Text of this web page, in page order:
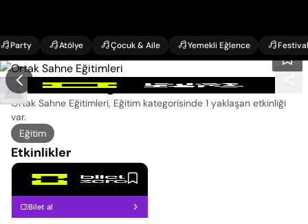
Party Atölye Çocuk & Aile Yemekli Eğlence Festival
Ortak Sahne Eğitimleri Etkinlikleri
Ortak Sahne Eğitimleri, Eğitim kategorisinde 1 yaklaşan etkinliği
var.
Eğitim
Etkinlikler
Bilet al